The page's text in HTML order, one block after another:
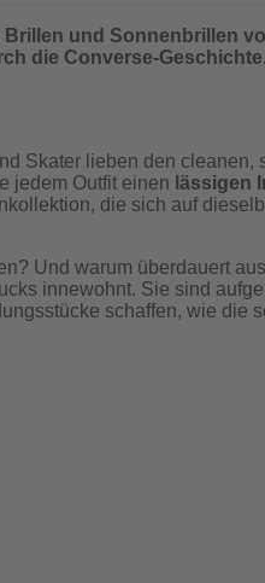
und Sonnenbrillen
die Converse-Geschichte.
Skater lieben den
jedem Outfit einen lässigen
die sich auf
Und warum überdauert
innewohnt. Sie sind
schaffen, wie die